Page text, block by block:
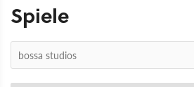
Spiele